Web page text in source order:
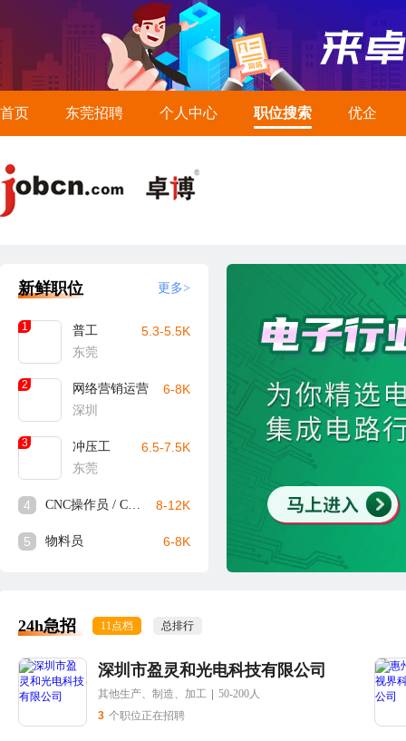
首页 东莞招聘 个人中心 职位搜索 优企
新鲜职位 更多>
1
普工
东莞
5.3-5.5K
2
网络营销运营
深圳
6-8K
3
冲压工
东莞
6.5-7.5K
4 CNC操作员 / CNC师傅 8-12K
5 物料员 6-8K
24h急招 11点档 总排行
深圳市盈灵和光电科技有限公司
其他生产、制造、加工
50-200人
3 个职位正在招聘